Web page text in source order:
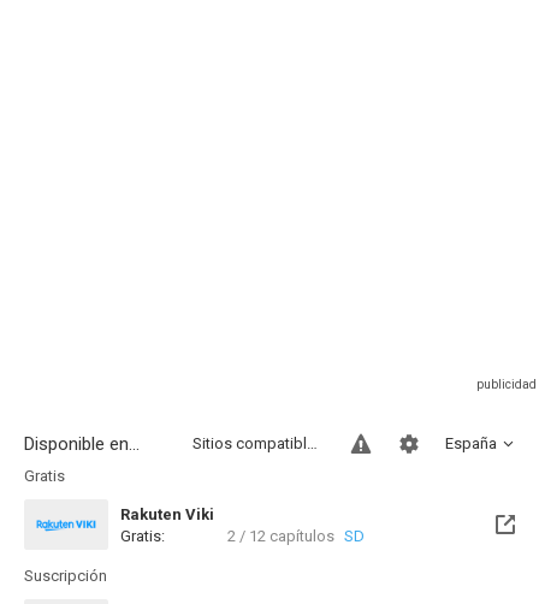
Disponible en... España
Sitios compatibles
Gratis
Rakuten Viki
Gratis:
2 / 12 capítulos SD
Suscripción